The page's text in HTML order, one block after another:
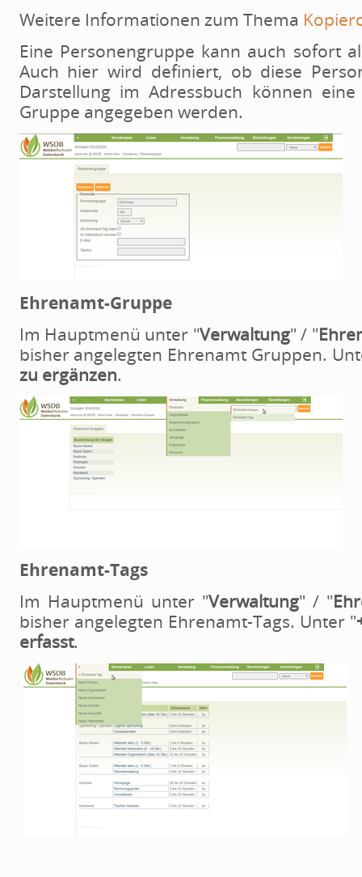
Weitere Informationen zum Thema
Eine Personengruppe kann auch sofort
Auch hier wird definiert, ob diese
Darstellung im Adressbuch können
Gruppe angegeben werden.
Ehrenamt-Gruppe
Im Hauptmenü unter "Verwaltung" / "
bisher angelegten Ehrenamt Gruppen.
zu ergänzen.
Ehrenamt-Tags
Im Hauptmenü unter "Verwaltung" / "
bisher angelegten Ehrenamt-Tags. Unter "
erfasst.